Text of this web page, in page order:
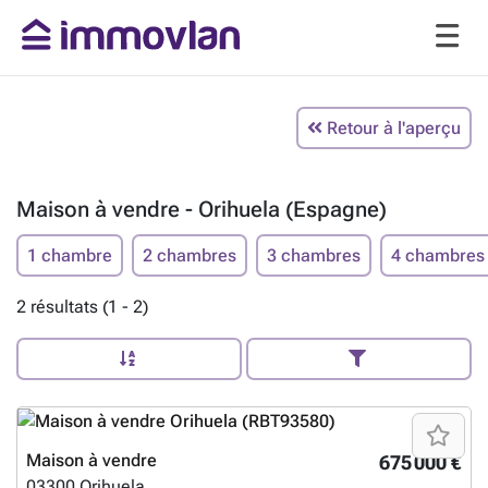
Retour à l'aperçu
Maison à vendre - Orihuela (Espagne)
1 chambre 2 chambres 3 chambres 4 chambres
2 résultats (1 - 2)
675 000 €
Maison à vendre